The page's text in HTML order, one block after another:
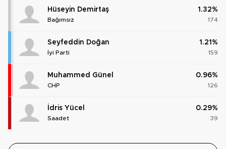
Hüseyin Demirtaş
Bağımsız
1.32%
174
Seyfeddin Doğan
İyi Parti
1.21%
159
Muhammed Günel
CHP
0.96%
126
İdris Yücel
Saadet
0.29%
39